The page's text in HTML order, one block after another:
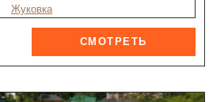
Жуковка